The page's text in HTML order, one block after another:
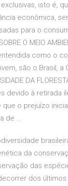
isto é,
econômica,
para o
O MEIO
como o
são o Brasil, a
DA
devido à retirada
que o prejuízo
de …
da
das
dos